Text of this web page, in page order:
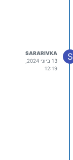
S
SARARIVKA
12:19